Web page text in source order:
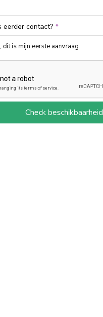
eerder contact? *
Check beschikbaarheid